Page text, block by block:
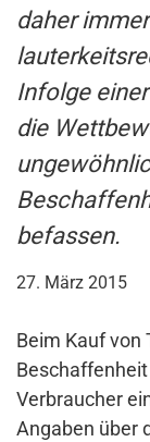
daher
Infolge
die
befassen.
27. März 2015
Beim Kauf von
Verbraucher
Angaben über